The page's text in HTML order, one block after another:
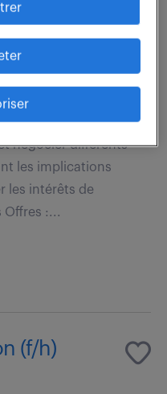
3 mois
négocier différents
les implications
les intérêts de
Offres :...
(f/h)